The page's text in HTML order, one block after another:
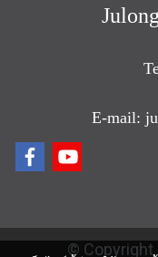
E-mail:
© Copyright